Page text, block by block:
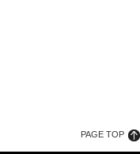
PAGE TOP